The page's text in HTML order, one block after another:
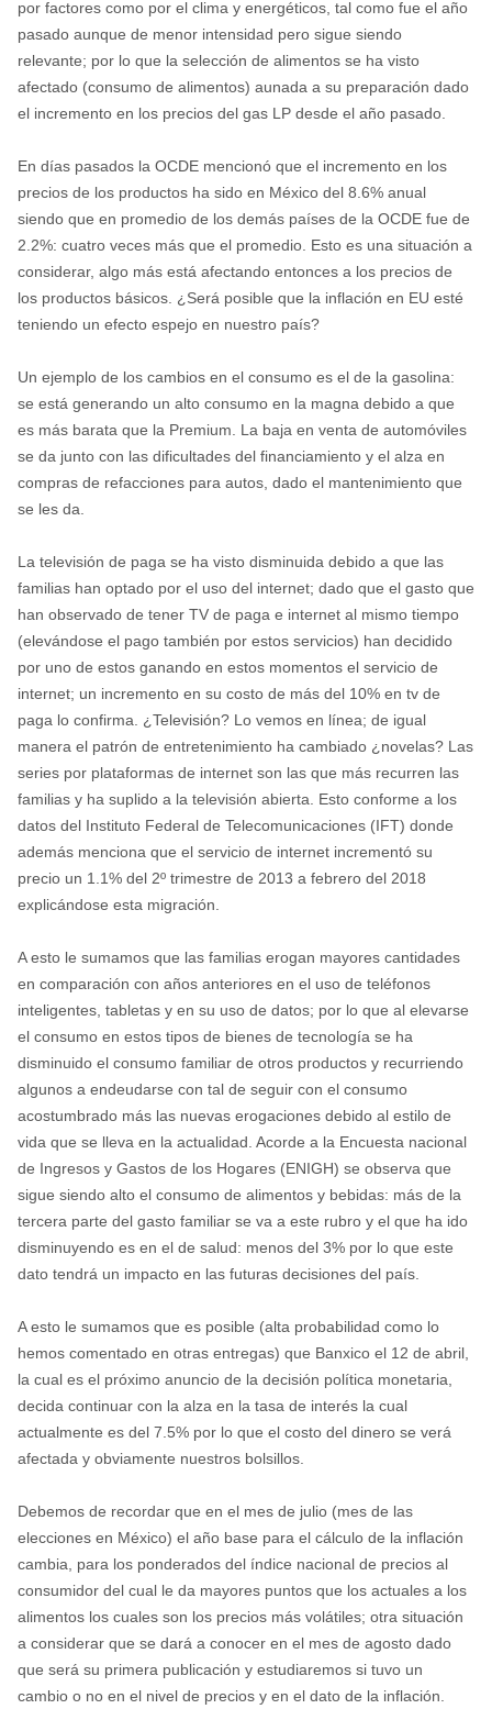
por factores como por el clima y energéticos, tal como fue el año
pasado aunque de menor intensidad pero sigue siendo
relevante; por lo que la selección de alimentos se ha visto
afectado (consumo de alimentos) aunada a su preparación dado
el incremento en los precios del gas LP desde el año pasado.
En días pasados la OCDE mencionó que el incremento en los
precios de los productos ha sido en México del 8.6% anual
siendo que en promedio de los demás países de la OCDE fue de
2.2%: cuatro veces más que el promedio. Esto es una situación a
considerar, algo más está afectando entonces a los precios de
los productos básicos. ¿Será posible que la inflación en EU esté
teniendo un efecto espejo en nuestro país?
Un ejemplo de los cambios en el consumo es el de la gasolina:
se está generando un alto consumo en la magna debido a que
es más barata que la Premium. La baja en venta de automóviles
se da junto con las dificultades del financiamiento y el alza en
compras de refacciones para autos, dado el mantenimiento que
se les da.
La televisión de paga se ha visto disminuida debido a que las
familias han optado por el uso del internet; dado que el gasto que
han observado de tener TV de paga e internet al mismo tiempo
(elevándose el pago también por estos servicios) han decidido
por uno de estos ganando en estos momentos el servicio de
internet; un incremento en su costo de más del 10% en tv de
paga lo confirma. ¿Televisión? Lo vemos en línea; de igual
manera el patrón de entretenimiento ha cambiado ¿novelas? Las
series por plataformas de internet son las que más recurren las
familias y ha suplido a la televisión abierta. Esto conforme a los
datos del Instituto Federal de Telecomunicaciones (IFT) donde
además menciona que el servicio de internet incrementó su
precio un 1.1% del 2º trimestre de 2013 a febrero del 2018
explicándose esta migración.
A esto le sumamos que las familias erogan mayores cantidades
en comparación con años anteriores en el uso de teléfonos
inteligentes, tabletas y en su uso de datos; por lo que al elevarse
el consumo en estos tipos de bienes de tecnología se ha
disminuido el consumo familiar de otros productos y recurriendo
algunos a endeudarse con tal de seguir con el consumo
acostumbrado más las nuevas erogaciones debido al estilo de
vida que se lleva en la actualidad. Acorde a la Encuesta nacional
de Ingresos y Gastos de los Hogares (ENIGH) se observa que
sigue siendo alto el consumo de alimentos y bebidas: más de la
tercera parte del gasto familiar se va a este rubro y el que ha ido
disminuyendo es en el de salud: menos del 3% por lo que este
dato tendrá un impacto en las futuras decisiones del país.
A esto le sumamos que es posible (alta probabilidad como lo
hemos comentado en otras entregas) que Banxico el 12 de abril,
la cual es el próximo anuncio de la decisión política monetaria,
decida continuar con la alza en la tasa de interés la cual
actualmente es del 7.5% por lo que el costo del dinero se verá
afectada y obviamente nuestros bolsillos.
Debemos de recordar que en el mes de julio (mes de las
elecciones en México) el año base para el cálculo de la inflación
cambia, para los ponderados del índice nacional de precios al
consumidor del cual le da mayores puntos que los actuales a los
alimentos los cuales son los precios más volátiles; otra situación
a considerar que se dará a conocer en el mes de agosto dado
que será su primera publicación y estudiaremos si tuvo un
cambio o no en el nivel de precios y en el dato de la inflación.